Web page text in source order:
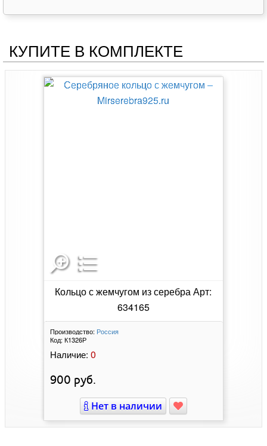
КУПИТЕ В КОМПЛЕКТЕ
Кольцо с жемчугом из серебра Арт:
634165
Производство: Россия
Код: К1326Р
Наличие: 0
900 руб.
Нет в наличии